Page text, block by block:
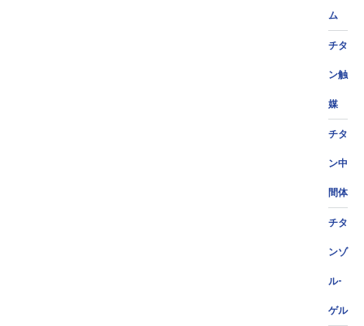
ム
チタ
ン触
媒
チタ
ン中
間体
チタ
ンゾ
ル-
ゲル